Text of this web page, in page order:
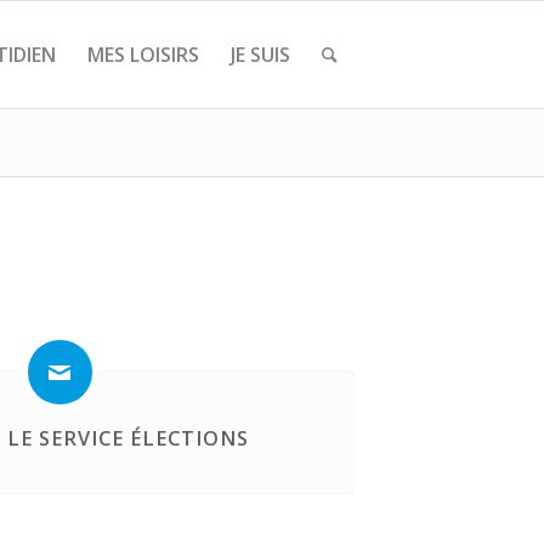
MES LOISIRS JE SUIS
SERVICE ÉLECTIONS